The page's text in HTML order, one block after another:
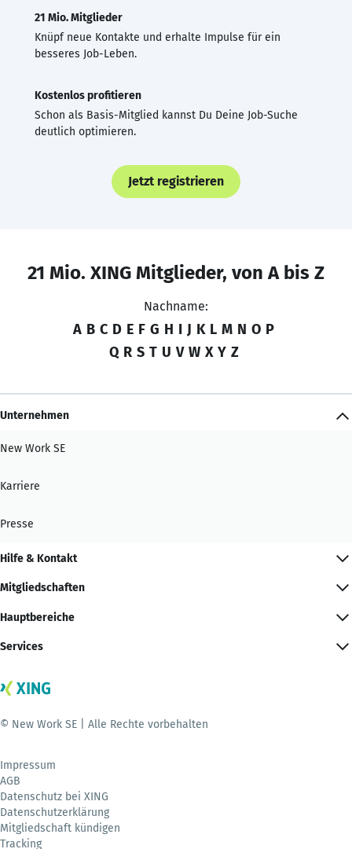
21 Mio. Mitglieder
Knüpf neue Kontakte und erhalte Impulse für ein
besseres Job-Leben.
Kostenlos profitieren
Schon als Basis-Mitglied kannst Du Deine Job-Suche
deutlich optimieren.
Jetzt registrieren
21 Mio. XING Mitglieder, von A bis Z
Nachname:
A B C D E F G H I J K L M N O P
Q R S T U V W X Y Z
Unternehmen
New Work SE
Karriere
Presse
Hilfe & Kontakt
Mitgliedschaften
Hauptbereiche
Services
© New Work SE | Alle Rechte vorbehalten
Impressum
AGB
Datenschutz bei XING
Datenschutzerklärung
Mitgliedschaft kündigen
Tracking